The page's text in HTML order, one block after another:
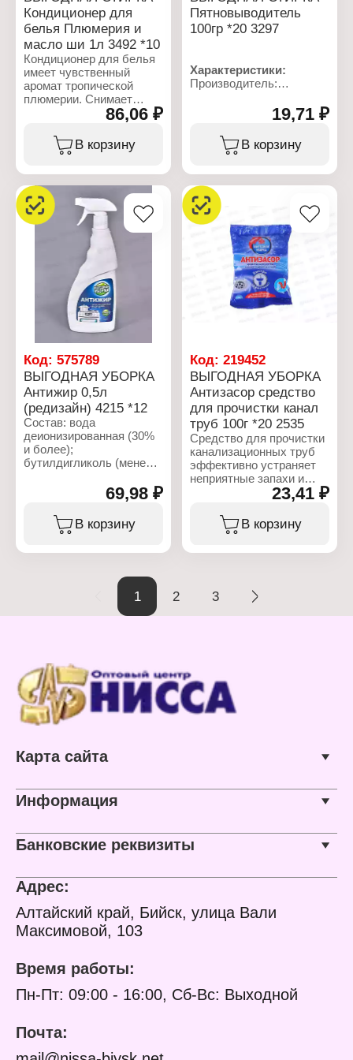
Кондиционер для
белья Плюмерия и
масло ши 1л 3492 *10
Кондиционер для белья
имеет чувственный
аромат тропической
плюмерии. Снимает
статическое напряжение,
облегчает глажение,
придает белью мягкость
и длительный аромат.
Производитель:
Ренессанс Косметик
Бренд: Выгодная стирка
Артикул: 3492
Линейка: Чувственный
Тип товара: Кондиционер
для белья
Форма выпуска:
жидкость
Аромат: "Плюмерия и
масло Ши"
Объем: 1 л
86,06 ₽
В корзину
Пятновыводитель
100гр *20 3297
Характеристики:
Производитель:
Бренд: Выгодная стирка
Тип товара:
Пятновыводитель
Форма выпуска: порошок
Вес: 100 г
19,71 ₽
В корзину
Код: 575789
ВЫГОДНАЯ УБОРКА
Антижир 0,5л
(редизайн) 4215 *12
Состав: вода
деионизированная (30%
и более);
бутилдигликоль (менее
(менее 5%); фосфонаты
(менее 5%); анионный
ПАВ (менее 5%);
неионогенный ПАВ
парфюмерная
Тип товара: Чистящее
средство
Название: "Антижир"
Объем: 0,5 л
Форма выпуска: спрей
69,98 ₽
В корзину
Код:219452
ВЫГОДНАЯ УБОРКА
Антизасор средство
для прочистки канал
труб 100г *20 2535
Средство для прочистки
канализационных труб
эффективно устраняет
неприятные запахи и
засоры. Легок в
применении, подходит
как для профилактики,
так и для
Производитель:
канализационных труб
Вариация: Антизасор
Форма выпуска: порошок
23,41 ₽
В корзину
1 2 3
Карта сайта
Информация
Банковские реквизиты
Адрес:
Алтайский край, Бийск, улица Вали
Максимовой, 103
Время работы:
Пн-Пт: 09:00 - 16:00, Сб-Вс: Выходной
Почта: